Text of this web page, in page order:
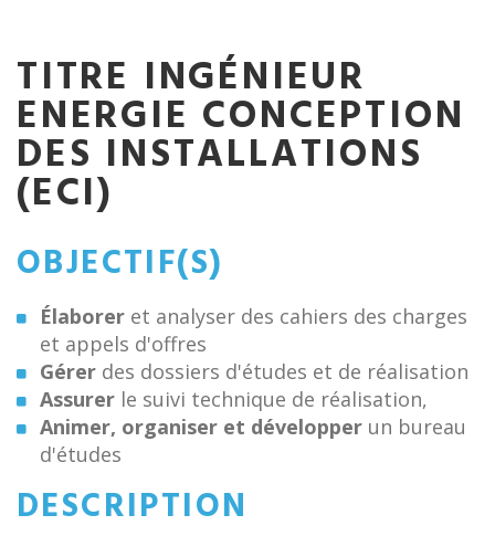
TITRE INGÉNIEUR
ENERGIE CONCEPTION
DES INSTALLATIONS
(ECI)
OBJECTIF(S)
Élaborer et analyser des cahiers des charges
et appels d'offres
Gérer des dossiers d'études et de réalisation
Assurer le suivi technique de réalisation,
Animer, organiser et développer un bureau
d'études
DESCRIPTION